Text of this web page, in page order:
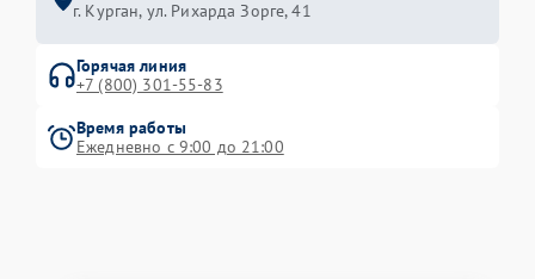
г. Курган, ул. Рихарда Зорге, 41
Горячая линия
+7 (800) 301-55-83
Время работы
Ежедневно с 9:00 до 21:00